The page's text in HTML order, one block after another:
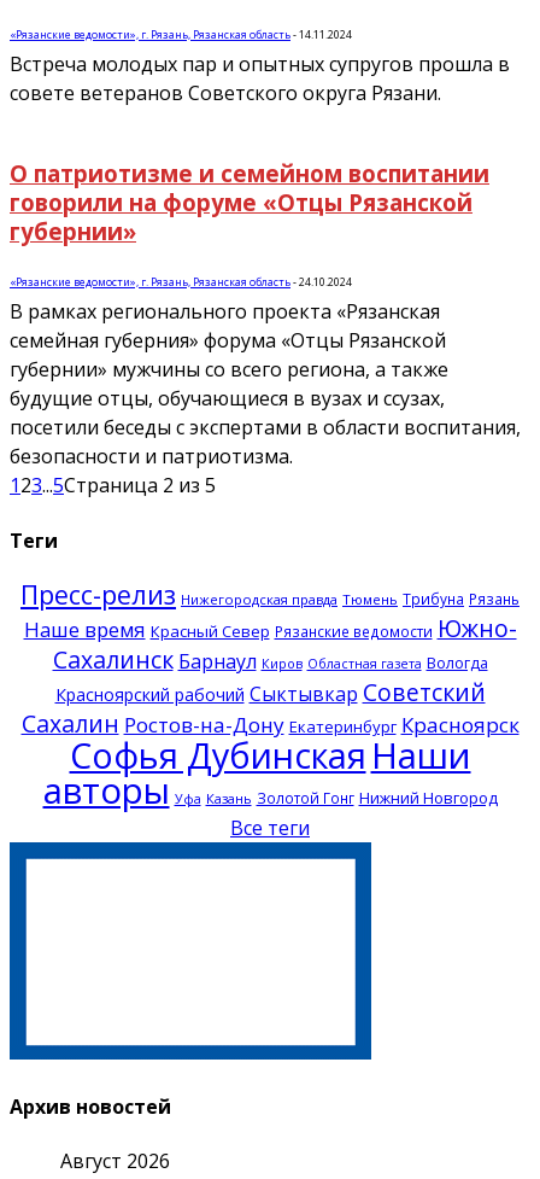
«Рязанские ведомости», г. Рязань, Рязанская область-14.11.2024
Встреча молодых пар и опытных супругов прошла в
совете ветеранов Советского округа Рязани.
О патриотизме и семейном воспитании
говорили на форуме «Отцы Рязанской
губернии»
«Рязанские ведомости», г. Рязань, Рязанская область-24.10.2024
В рамках регионального проекта «Рязанская
семейная губерния» форума «Отцы Рязанской
губернии» мужчины со всего региона, а также
будущие отцы, обучающиеся в вузах и ссузах,
посетили беседы с экспертами в области воспитания,
безопасности и патриотизма.
123...5Страница 2 из 5
Теги
Пресс-релиз Нижегородская правда Тюмень Трибуна Рязань
Наше время Красный Север Рязанские ведомости Южно-
Сахалинск Барнаул Киров Областная газета Вологда
Красноярский рабочий Сыктывкар Советский
Сахалин Ростов-на-Дону Екатеринбург Красноярск
Софья Дубинская Наши
авторы Уфа Казань Золотой Гонг Нижний Новгород
Все теги
Архив новостей
Август 2026